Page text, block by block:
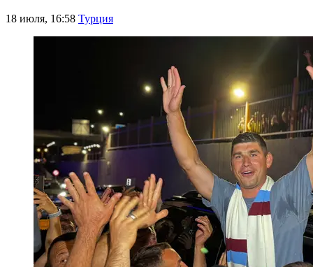
18 июля, 16:58 Турция